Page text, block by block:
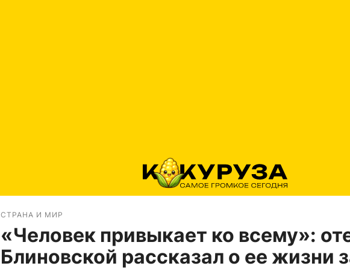
СТРАНА И МИР
«Человек привыкает ко всему»:
Блиновской рассказал о ее жизни